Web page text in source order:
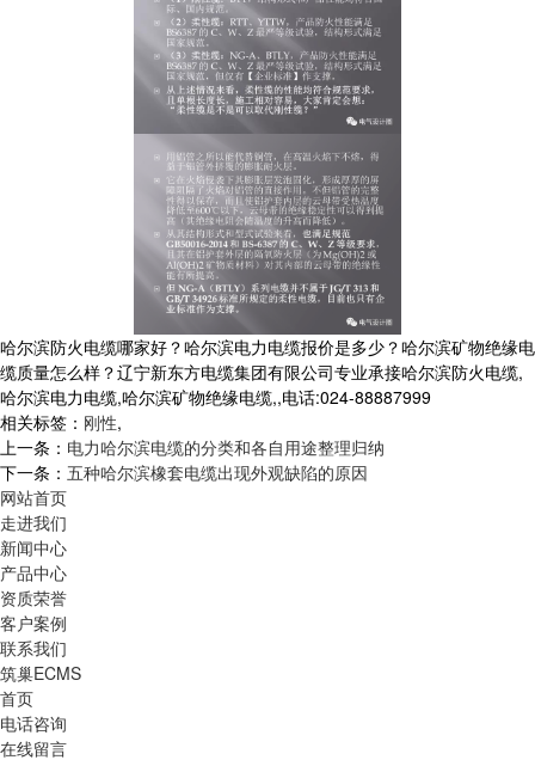
哈尔滨防火电缆哪家好？哈尔滨电力电缆报价是多少？哈尔滨矿物绝缘电
缆质量怎么样？辽宁新东方电缆集团有限公司专业承接哈尔滨防火电缆,
哈尔滨电力电缆,哈尔滨矿物绝缘电缆,,电话:024-88887999
相关标签： 刚性,
上一条： 电力哈尔滨电缆的分类和各自用途整理归纳
下一条： 五种哈尔滨橡套电缆出现外观缺陷的原因
网站首页
走进我们
新闻中心
产品中心
资质荣誉
客户案例
联系我们
筑巢ECMS
首页
电话咨询
在线留言